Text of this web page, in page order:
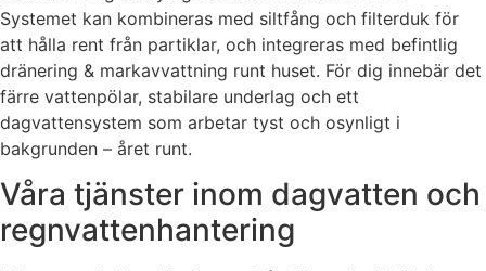
Systemet kan kombineras med siltfång och filterduk för
att hålla rent från partiklar, och integreras med befintlig
dränering & markavvattning runt huset. För dig innebär det
färre vattenpölar, stabilare underlag och ett
dagvattensystem som arbetar tyst och osynligt i
bakgrunden – året runt.
Våra tjänster inom dagvatten och
regnvattenhantering